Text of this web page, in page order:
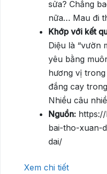
sửa? Chẳng
nữa… Mau đi
Khớp với kết
Diệu là “vườn
yêu bằng
hương vị
đắng cay
Nhiều câu
Nguồn:
bai-tho-xuan-
dai/
Xem chi tiết